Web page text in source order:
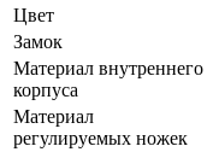
Цвет
Замок
Материал внутреннего
корпуса
Материал
регулируемых ножек